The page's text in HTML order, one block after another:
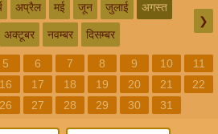
अप्रैल मई जून जुलाई अगस्त
अक्टूबर नवम्बर दिसम्बर
❯
5 6 7 8 9 10
11
16 17 18 19 20 21
22
26 27 28 29 30 31